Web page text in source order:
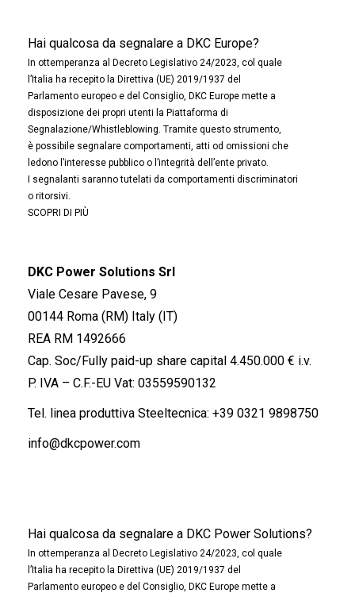
Hai qualcosa da segnalare a DKC Europe?
In ottemperanza al Decreto Legislativo 24/2023, col quale
l’Italia ha recepito la Direttiva (UE) 2019/1937 del
Parlamento europeo e del Consiglio, DKC Europe mette a
disposizione dei propri utenti la Piattaforma di
Segnalazione/Whistleblowing. Tramite questo strumento,
è possibile segnalare comportamenti, atti od omissioni che
ledono l’interesse pubblico o l’integrità dell’ente privato.
I segnalanti saranno tutelati da comportamenti discriminatori
o ritorsivi.
SCOPRI DI PIÙ
DKC Power Solutions Srl
Viale Cesare Pavese, 9
00144 Roma (RM) Italy (IT)
REA RM 1492666
Cap. Soc/Fully paid-up share capital 4.450.000 € i.v.
P. IVA – C.F.-EU Vat: 03559590132
Tel. linea produttiva Steeltecnica: +39 0321 9898750
info@dkcpower.com
Hai qualcosa da segnalare a DKC Power Solutions?
In ottemperanza al Decreto Legislativo 24/2023, col quale
l’Italia ha recepito la Direttiva (UE) 2019/1937 del
Parlamento europeo e del Consiglio, DKC Europe mette a